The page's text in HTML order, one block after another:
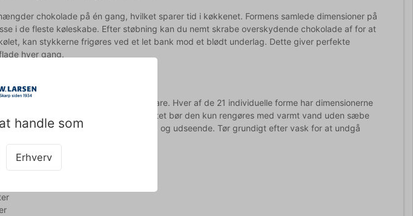
handle som
Erhverv
chokolade på én gang, hvilket sparer tid i køkkenet. Formens samlede dimensioner på
i de fleste køleskabe. Efter støbning kan du nemt skrabe overskydende chokolade af for at
kan stykkerne frigøres ved et let bank mod et blødt underlag. Dette giver perfekte
hver gang.
13 mm, hvilket gør den nem at opbevare. Hver af de 21 individuelle forme har dimensionerne
For at bevare formens kvalitet bør den kun rengøres med varmt vand uden sæbe
rester der påvirker chokoladens smag og udseende. Tør grundigt efter vask for at undgå